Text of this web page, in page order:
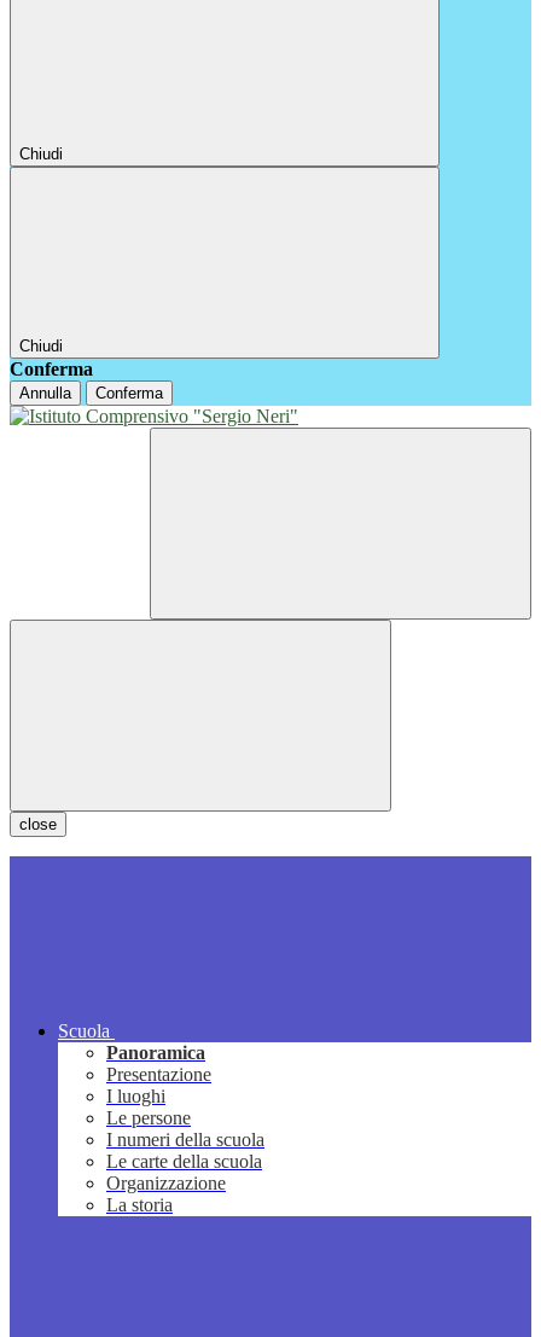
Chiudi
Chiudi
Conferma
Annulla Conferma
close
Scuola
Panoramica
Presentazione
I luoghi
Le persone
I numeri della scuola
Le carte della scuola
Organizzazione
La storia